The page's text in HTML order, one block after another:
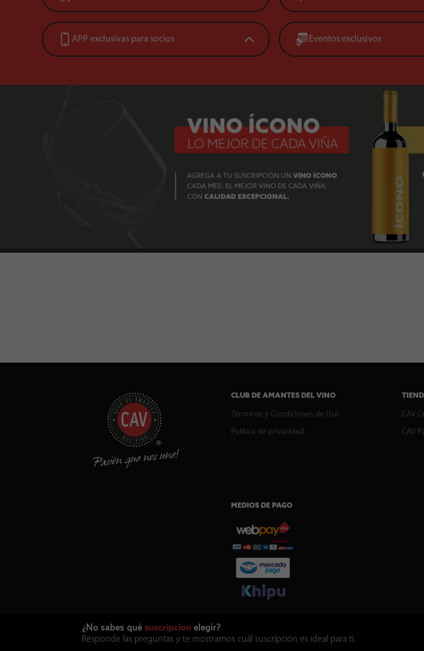
APP exclusivas para socios Eventos exclusivos
¿No sabes qué suscripción elegir?
Responde las preguntas y te mostramos cuál suscripción es ideal para ti.
CLUB DE AMANTES DEL VINO
Términos y Condiciones de Uso
Política de privacidad
CAV
CAV
MEDIOS DE PAGO